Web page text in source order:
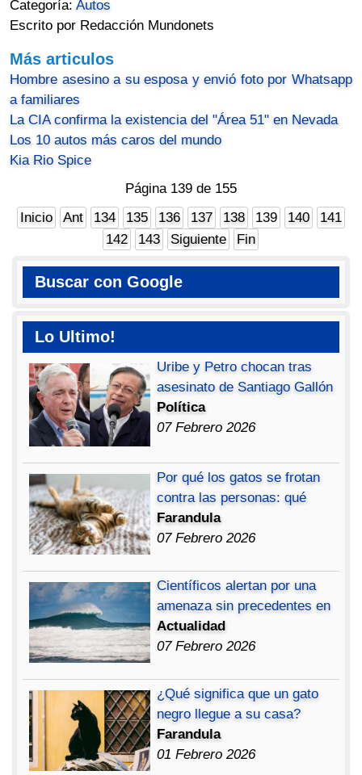
Categoría:Autos
Escrito por Redacción Mundonets
Más articulos
Hombre asesino a su esposa y envió foto por Whatsapp
a familiares
La CIA confirma la existencia del "Área 51" en Nevada
Los 10 autos más caros del mundo
Kia Rio Spice
Página 139 de 155
Inicio
Ant 134 135 136 137 138 139 140
141
142
143 Siguiente Fin
Buscar con Google
Lo Ultimo!
Uribe y Petro chocan tras
asesinato de Santiago Gallón
Política
07 Febrero 2026
Por qué los gatos se frotan
contra las personas: qué
Farandula
07 Febrero 2026
Científicos alertan por una
amenaza sin precedentes en
Actualidad
07 Febrero 2026
¿Qué significa que un gato
negro llegue a su casa?
Farandula
01 Febrero 2026